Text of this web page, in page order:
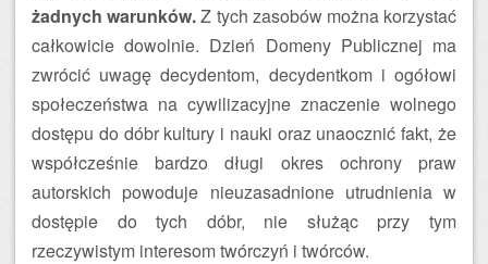
żadnych warunków.Z tych zasobów można korzystać
całkowicie dowolnie. Dzień Domeny Publicznej ma
zwrócić uwagę decydentom, decydentkom i ogółowi
społeczeństwa na cywilizacyjne znaczenie wolnego
dostępu do dóbr kultury i nauki oraz unaocznić fakt, że
współcześnie bardzo długi okres ochrony praw
autorskich powoduje nieuzasadnione utrudnienia w
dostępie do tych dóbr, nie służąc przy tym
rzeczywistym interesom twórczyń i twórców.